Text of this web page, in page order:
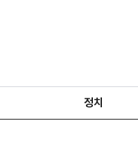
정치